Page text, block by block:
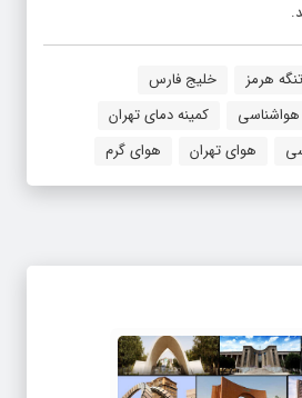
تنگه هرمز
خلیج فارس
هواشناسی
کمینه دمای تهران
هوای تهران هوای گرم